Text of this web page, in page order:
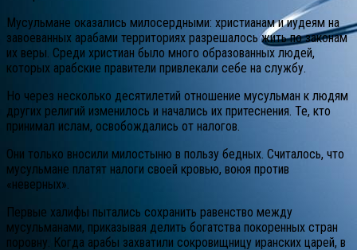
Мусульмане оказались милосердными: христианам и иудеям на
завоеванных арабами территориях разрешалось жить по законам
их веры. Среди христиан было много образованных людей,
которых арабские правители привлекали себе на службу.
Но через несколько десятилетий отношение мусульман к людям
других религий изменилось и начались их притеснения. Те, кто
принимал ислам, освобождались от налогов.
Они только вносили милостыню в пользу бедных. Считалось, что
мусульмане платят налоги своей кровью, воюя против
«неверных».
Первые халифы пытались сохранить равенство между
мусульманами, приказывая делить богатства покоренных стран
поровну. Когда арабы захватили сокровищницу иранских царей, в